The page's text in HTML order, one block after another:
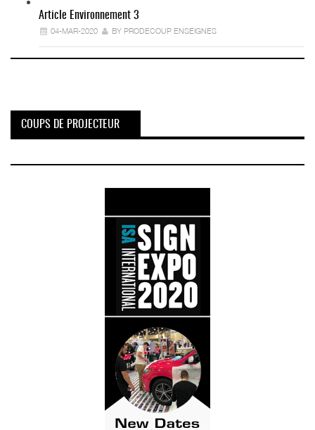
Article Environnement 3
04-MAR-2020 BY PRODECOUP ENSEIGNES
COUPS DE PROJECTEUR